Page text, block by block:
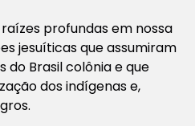
profundas em nossa
jesuíticas que assumiram
do Brasil colônia e que
dos indígenas e,